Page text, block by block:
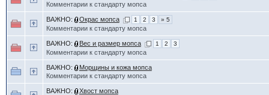
Комментарии к стандарту мопса
ВАЖНО: Окрас мопса 1 2 3 » 5
Комментарии к стандарту мопса
ВАЖНО: Вес и размер мопса 1 2 3
Комментарии к стандарту мопса
ВАЖНО:
Морщины и кожа мопса
Комментарии к стандарту мопса
ВАЖНО:
Хвост мопса